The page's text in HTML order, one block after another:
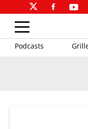
Podcasts